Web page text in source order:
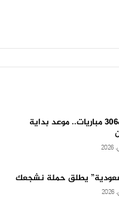
34 جولة و306 مباريات.. موعد بداية
يطلق حملة نشجعك